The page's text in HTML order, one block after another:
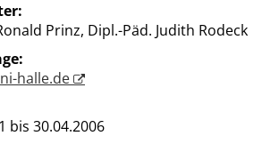
Prinz, Dipl.-Päd. Judith Rodeck
halle.de
bis 30.04.2006